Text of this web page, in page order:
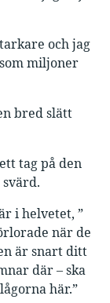
och jag
miljoner
bred slätt
tag på den
i helvetet, ”
när de
är snart ditt
där – ska
här.”